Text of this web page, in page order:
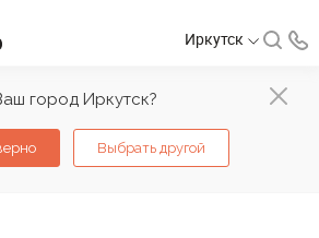
город Иркутск?
Выбрать другой
Иркутск